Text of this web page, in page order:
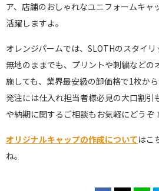
ア、店舗のおしゃれなユニフォームキャ
活躍しますよ。
オレンジパームでは、SLOTHのスタイ
無地のままでも、プリントや刺繍などの
施しても、業界最安級の卸価格で1枚か
発注には仕入れ担当者様必見の大口割引
や納期に関するご相談もお気軽にどうぞ！
オリジナルキャップの作成についてはこ
ね。